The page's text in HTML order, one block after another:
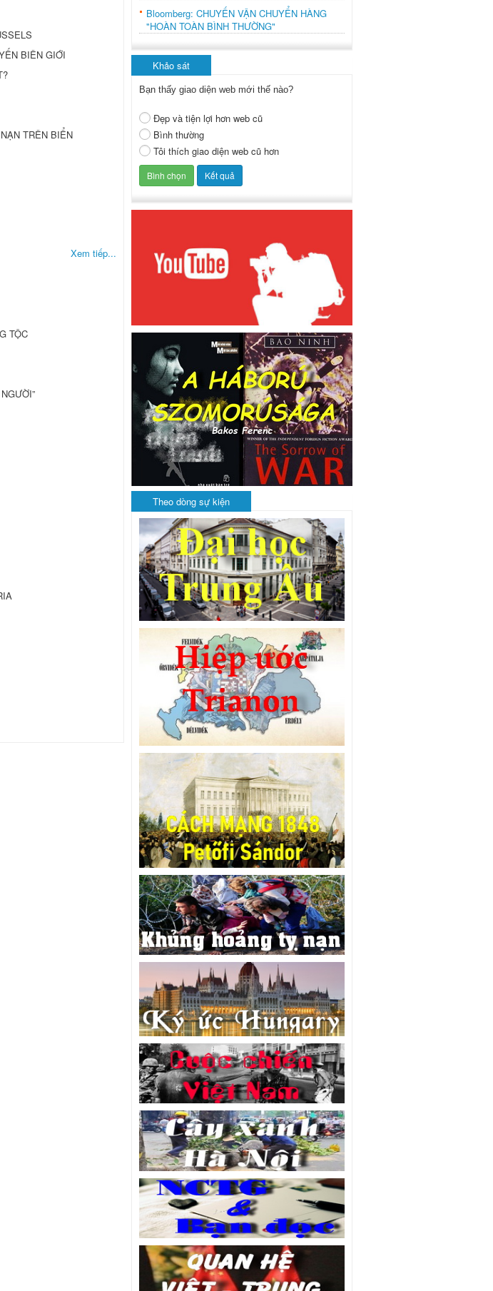
BIÊN GIỚI
TRÊN BIỂN
Xem tiếp...
TỘC
Bloomberg: CHUYẾN VẬN CHUYỂN HÀNG
"HOÀN TOÀN BÌNH THƯỜNG"
Khảo sát
Bạn thấy giao diện web mới thế nào?
Đẹp và tiện lợi hơn web cũ
Bình thường
Tôi thích giao diện web cũ hơn
Theo dòng sự kiện